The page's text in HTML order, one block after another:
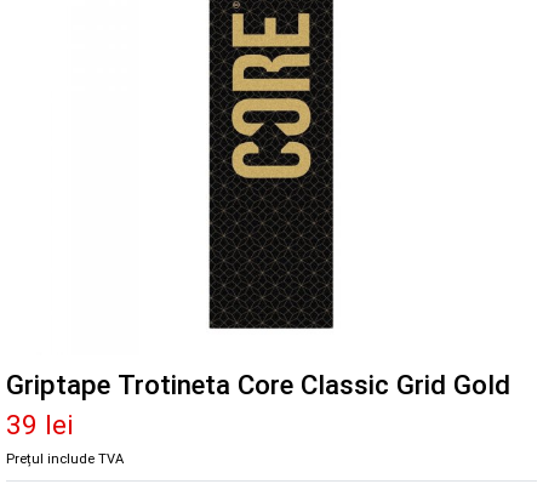
Griptape Trotineta Core Classic Grid Gold
39 lei
Prețul include TVA